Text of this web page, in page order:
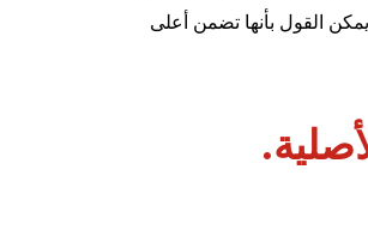
القول بأنها تضمن أعلى